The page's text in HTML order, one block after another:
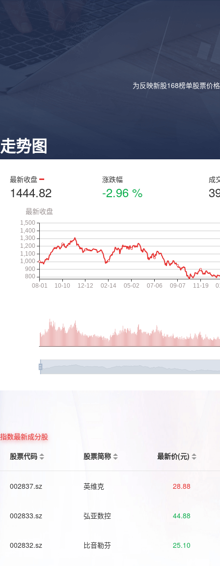
为反映新股168榜单股票价
走势图
最新收盘
1444.82
涨跌幅
-2.96 %
成
指数最新成分股
股票代码
股票简称 最新价(元)
002837.sz 英维克 28.88
002833.sz 弘亚数控 44.88
002832.sz 比音勒芬 25.10